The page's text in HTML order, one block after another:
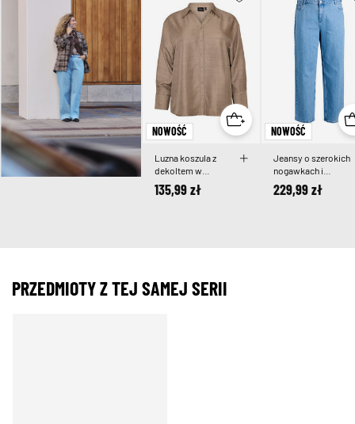
NOWOŚĆ
Luzna koszula z
dekoltem w
ksztalcie litery V
135,99 zł
NOWOŚĆ
Jeansy o szerokich
nogawkach i
wysokim kroju
229,99 zł
PRZEDMIOTY Z TEJ SAMEJ SERII